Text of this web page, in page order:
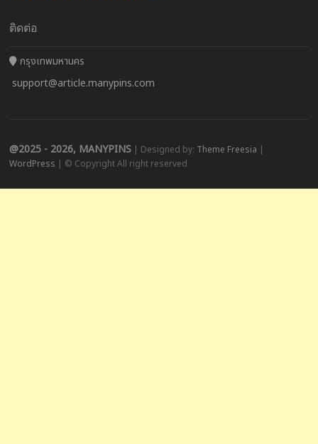
ติดต่อ
กรุงเทพมหานคร
support@article.manypins.com
@2025 - 2026, MANYPINS | Designed by: Theme Freesia |
WordPress | © Copyright All right reserved